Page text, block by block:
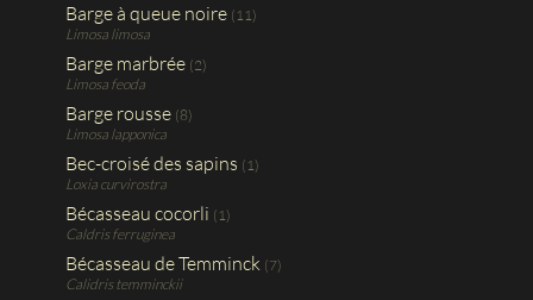
Barge à queue noire (11)
Limosa limosa
Barge marbrée (2)
Limosa feoda
Barge rousse (8)
Limosa lapponica
Bec-croisé des sapins (1)
Loxia curvirostra
Bécasseau cocorli (1)
Caldris ferruginea
Bécasseau de Temminck (7)
Calidris temminckii